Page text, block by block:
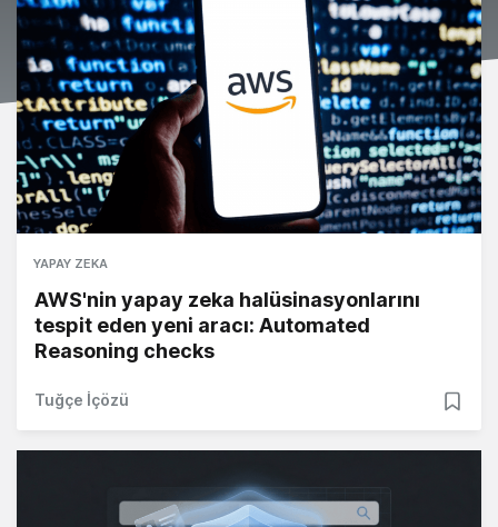
YAPAY ZEKA
AWS'nin yapay zeka halüsinasyonlarını
tespit eden yeni aracı: Automated
Reasoning checks
Tuğçe İçözü